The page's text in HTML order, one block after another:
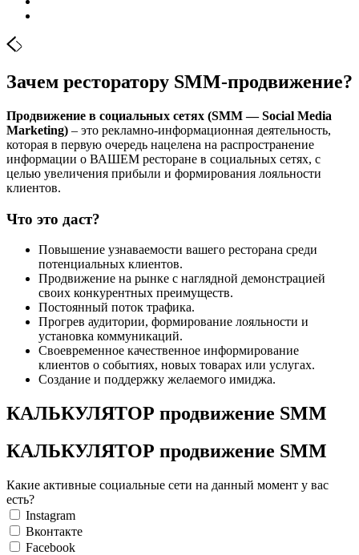
Зачем ресторатору SMM-продвижение?
Продвижение в социальных сетях (SMM — Social Media
Marketing) – это рекламно-информационная деятельность,
которая в первую очередь нацелена на распространение
информации о ВАШЕМ ресторане в социальных сетях, с
целью увеличения прибыли и формирования лояльности
клиентов.
Что это даст?
Повышение узнаваемости вашего ресторана среди
потенциальных клиентов.
Продвижение на рынке с наглядной демонстрацией
своих конкурентных преимуществ.
Постоянный поток трафика.
Прогрев аудитории, формирование лояльности и
установка коммуникаций.
Своевременное качественное информирование
клиентов о событиях, новых товарах или услугах.
Создание и поддержку желаемого имиджа.
КАЛЬКУЛЯТОР продвижение SMM
КАЛЬКУЛЯТОР продвижение SMM
Какие активные социальные сети на данный момент у вас
есть?
Instagram
Вконтакте
Facebook